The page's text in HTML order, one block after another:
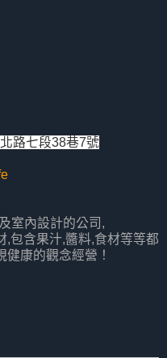
路七段38巷7號
室內設計的公司,
,包含果汁,醬料,食材等等都
康的觀念經營！